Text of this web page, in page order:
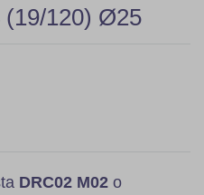
(19/120) Ø25
DRC02 M02 o